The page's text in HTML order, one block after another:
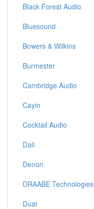
Black Forest Audio
Bluesound
Bowers & Wilkins
Burmester
Cambridge Audio
Cayin
Cocktail Audio
Dali
Denon
DRAABE Technologies
Dual